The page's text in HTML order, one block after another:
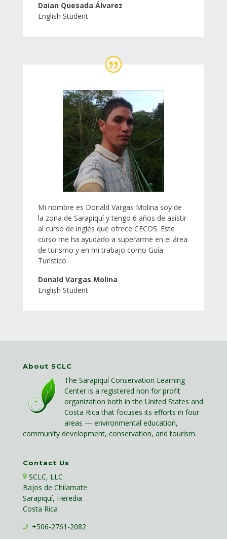
Daian Quesada Álvarez
English Student
Mi nombre es Donald Vargas Molina soy de
la zona de Sarapiquí y tengo 6 años de asistir
al curso de inglés que ofrece CECOS. Este
curso me ha ayudado a superarme en el área
de turismo y en mi trabajo como Guía
Turístico.
Donald Vargas Molina
English Student
About SCLC
The Sarapiquí Conservation Learning
Center is a registered non for profit
organization both in the United States and
Costa Rica that focuses its efforts in four
areas — environmental education,
community development, conservation, and tourism.
Contact Us
SCLC, LLC
Bajos de Chilamate
Sarapiquí, Heredia
Costa Rica
+506-2761-2082